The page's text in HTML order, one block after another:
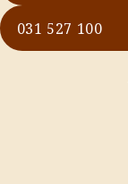
031 527 100